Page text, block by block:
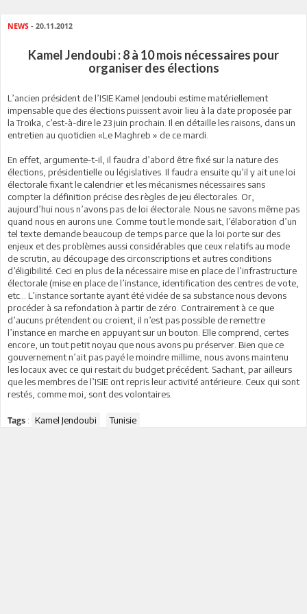
NEWS - 20.11.2012
Kamel Jendoubi : 8 à 10 mois nécessaires pour
organiser des élections
L’ancien président de l’ISIE Kamel Jendoubi estime matériellement
impensable que des élections puissent avoir lieu à la date proposée par
la Troïka, c’est-à-dire le 23 juin prochain. Il en détaille les raisons, dans un
entretien au quotidien «Le Maghreb » de ce mardi.
En effet, argumente-t-il, il faudra d’abord être fixé sur la nature des
élections, présidentielle ou législatives. Il faudra ensuite qu’il y ait une loi
électorale fixant le calendrier et les mécanismes nécessaires sans
compter la définition précise des règles de jeu électorales. Or,
aujourd’hui nous n’avons pas de loi électorale. Nous ne savons même pas
quand nous en aurons une. Comme tout le monde sait, l’élaboration d’un
tel texte demande beaucoup de temps parce que la loi porte sur des
enjeux et des problèmes aussi considérables que ceux relatifs au mode
de scrutin, au découpage des circonscriptions et autres conditions
d’éligibilité. Ceci en plus de la nécessaire mise en place de l’infrastructure
électorale (mise en place de l’instance, identification des centres de vote,
etc… L’instance sortante ayant été vidée de sa substance nous devons
procéder à sa refondation à partir de zéro. Contrairement à ce que
d’aucuns prétendent ou croient, il n’est pas possible de remettre
l’instance en marche en appuyant sur un bouton. Elle comprend, certes
encore, un tout petit noyau que nous avons pu préserver. Bien que ce
gouvernement n’ait pas payé le moindre millime, nous avons maintenu
les locaux avec ce qui restait du budget précédent. Sachant, par ailleurs
que les membres de l’ISIE ont repris leur activité antérieure. Ceux qui sont
restés, comme moi, sont des volontaires.
Tags : Kamel Jendoubi Tunisie